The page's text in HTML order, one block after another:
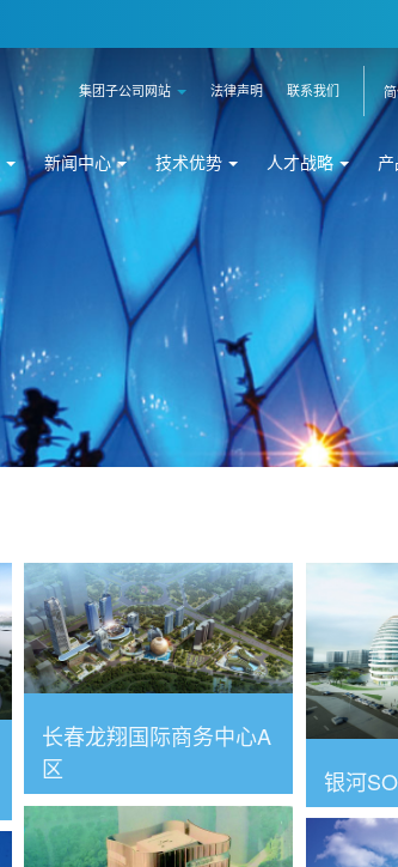
联系我们
法律声明
集团子公司网站
新闻中心 技术优势 人才战略
长春龙翔国际商务中心A
区
银河